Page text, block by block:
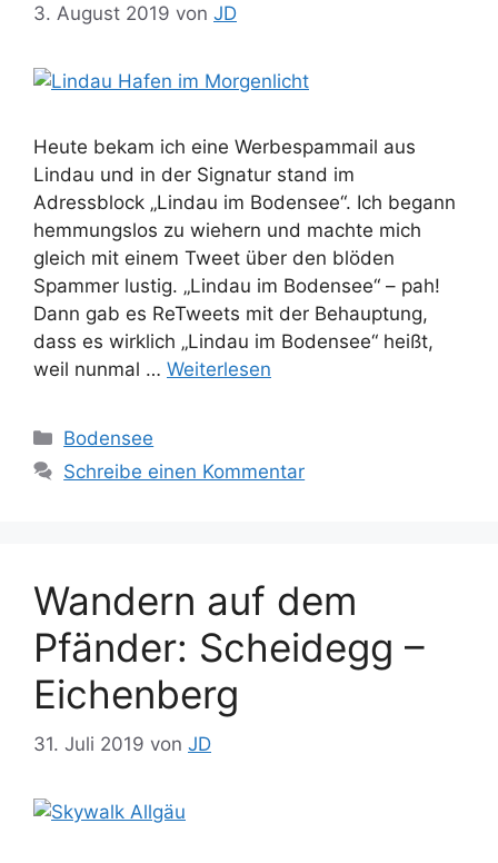
3. August 2019 von JD
Heute bekam ich eine Werbespammail aus
Lindau und in der Signatur stand im
Adressblock „Lindau im Bodensee“. Ich begann
hemmungslos zu wiehern und machte mich
gleich mit einem Tweet über den blöden
Spammer lustig. „Lindau im Bodensee“ – pah!
Dann gab es ReTweets mit der Behauptung,
dass es wirklich „Lindau im Bodensee“ heißt,
weil nunmal … Weiterlesen
Kategorien
Bodensee
Schreibe einen Kommentar
Wandern auf dem
Pfänder: Scheidegg –
Eichenberg
31. Juli 2019 von JD